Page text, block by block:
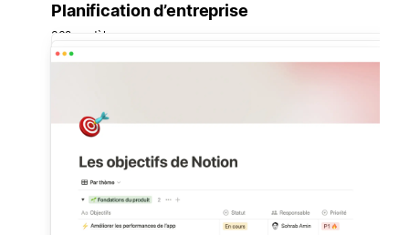
Planification d’entreprise
362 modèles